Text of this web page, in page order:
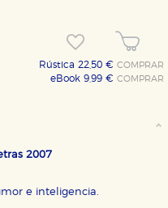
Rústica 22,50 €COMPRAR
eBook 9,99 €COMPRAR
2007
e inteligencia.